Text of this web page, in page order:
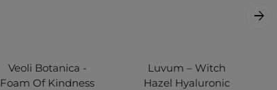
Veoli Botanica -
Foam Of Kindness
Luvum – Witch
Hazel Hyaluronic